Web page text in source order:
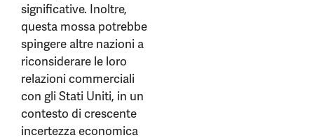
significative. Inoltre,
questa mossa potrebbe
spingere altre nazioni a
riconsiderare le loro
relazioni commerciali
con gli Stati Uniti, in un
contesto di crescente
incertezza economica